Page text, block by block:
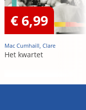
€ 6,99
Mac Cumhaill, Clare
Het kwartet